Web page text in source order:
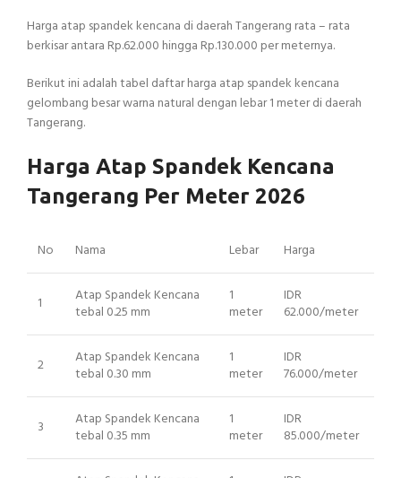
Harga atap spandek kencana di daerah Tangerang rata – rata
berkisar antara Rp.62.000 hingga Rp.130.000 per meternya.
Berikut ini adalah tabel daftar harga atap spandek kencana
gelombang besar warna natural dengan lebar 1 meter di daerah
Tangerang.
Harga Atap Spandek Kencana
Tangerang Per Meter 2026
No Nama Lebar Harga
1
Atap Spandek Kencana
tebal 0.25 mm
1
meter
IDR
62.000/meter
2
Atap Spandek Kencana
tebal 0.30 mm
1
meter
IDR
76.000/meter
3
Atap Spandek Kencana
tebal 0.35 mm
1
meter
IDR
85.000/meter